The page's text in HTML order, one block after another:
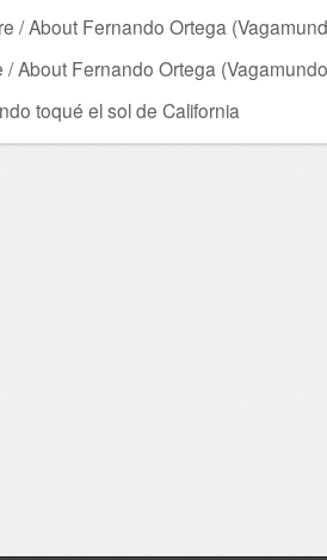
/ About Fernando Ortega
/ About Fernando Ortega
toqué el sol de California